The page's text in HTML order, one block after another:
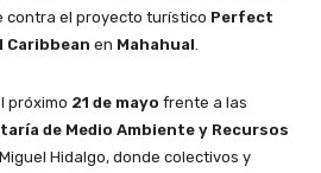
contra el proyecto turístico Perfect
Caribbean en Mahahual
próximo 21 de mayo frente a las
de Medio Ambiente y Recursos
Hidalgo, donde colectivos y